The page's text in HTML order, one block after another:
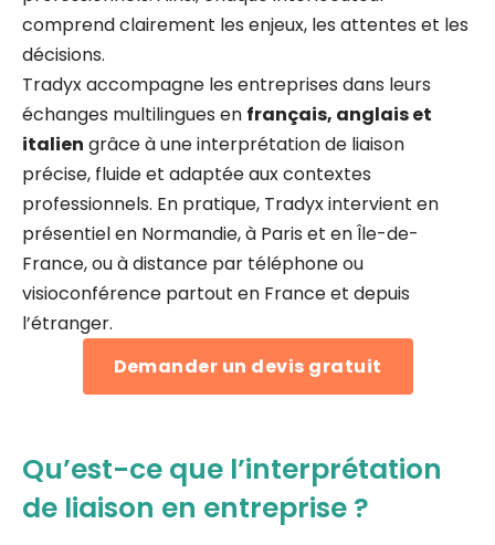
comprend clairement les enjeux, les attentes et les
décisions.
Tradyx accompagne les entreprises dans leurs
échanges multilingues en français, anglais et
italien grâce à une interprétation de liaison
précise, fluide et adaptée aux contextes
professionnels. En pratique, Tradyx intervient en
présentiel en Normandie, à Paris et en Île-de-
France, ou à distance par téléphone ou
visioconférence partout en France et depuis
l’étranger.
Demander un devis gratuit
Qu’est-ce que l’interprétation
de liaison en entreprise ?